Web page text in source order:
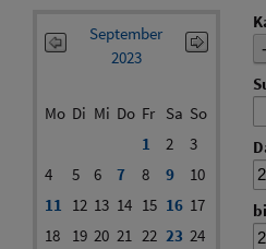
September
2023
Mo Di Mi Do Fr Sa So
1
2
3
4
5 6 7 8 9
10
11 12 13 14 15 16 17
18
19 20 21 22 23 24